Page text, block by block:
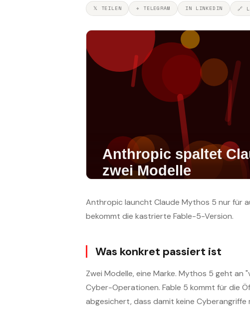
𝕏 TEILEN ✈ TELEGRAM IN LINKEDIN 🔗
Anthropic launcht Claude Mythos 5 nur für
bekommt die kastrierte Fable-5-Version.
Was konkret passiert ist
Zwei Modelle, eine Marke. Mythos 5 geht
Cyber-Operationen. Fable 5 kommt für die
abgesichert, dass damit keine Cyberangriffe